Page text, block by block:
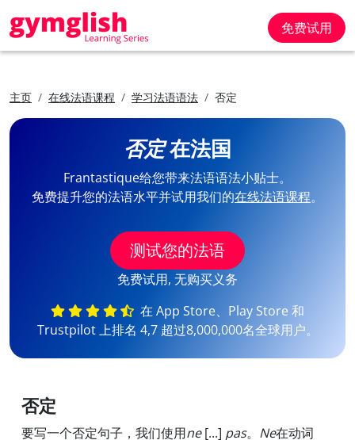
免费试用
主页 在线法语课程 学习法语语法 否定
否定在法国
Frantastique给您带来法语语法小贴士。
免费提升您的法语水平并试用我们的在线法语课程。
测试您的法语
免费试用, 无购买义务
在 App Store、Play Store 和
Trustpilot 上排名 4,7 超过8,000,000名全球用户。
否定
要写一个否定句子，我们使用ne[...] pas。 Ne在动词